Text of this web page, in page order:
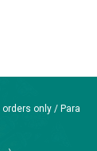
orders only / Para